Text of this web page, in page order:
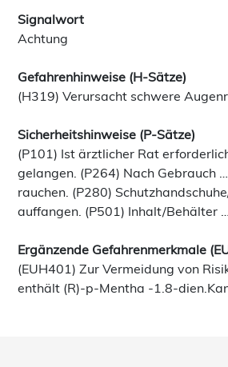
Signalwort
Achtung
Gefahrenhinweise (H-Sätze)
(H319) Verursacht schwere
Sicherheitshinweise (P-Sätze)
(P101) Ist ärztlicher Rat
gelangen. (P264) Nach Gebrauch
rauchen. (P280)
auffangen. (P501) Inhalt/Behälter
Ergänzende Gefahrenmerkmale
(EUH401) Zur Vermeidung von
enthält (R)-p-Mentha -1.8-